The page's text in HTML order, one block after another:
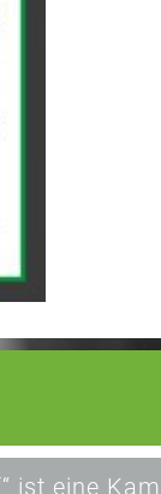
ist eine